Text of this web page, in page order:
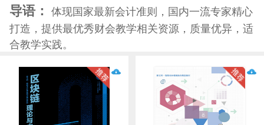
导语： 体现国家最新会计准则，国内一流专家精心
打造，提供最优秀财会教学相关资源，质量优异，适
合教学实践。